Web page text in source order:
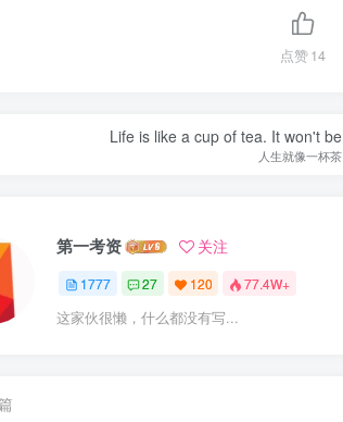
点赞14
Life is like a cup of tea. It won't
人生就像一杯
第一考资 关注
1777 27 120 77.4W+
这家伙很懒，什么都没有写...